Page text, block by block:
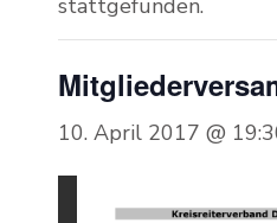
stattgefunden.
10. April 2017 @